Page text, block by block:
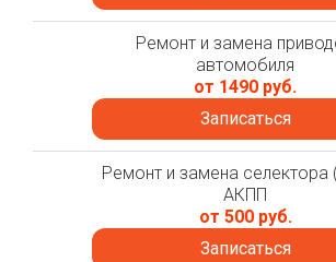
Ремонт и замена
автомобиля
от 1490 руб.
Записаться
Ремонт и замена селектора
АКПП
от 500 руб.
Записаться